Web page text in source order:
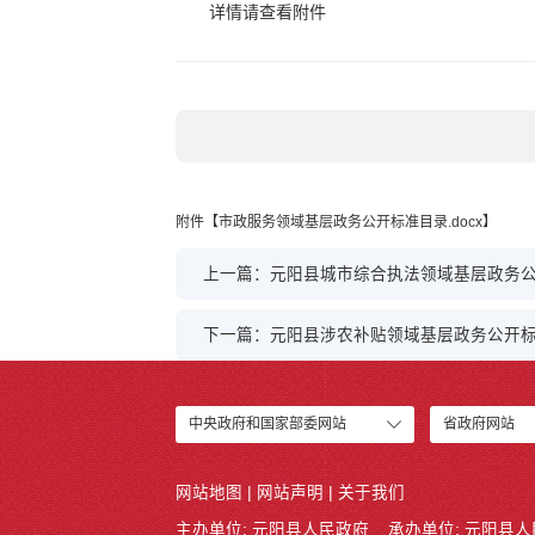
详情请查看附件
附件【市政服务领域基层政务公开标准目录.docx】
上一篇：元阳县城市综合执法领域基层政务
下一篇：元阳县涉农补贴领域基层政务公开
中央政府和国家部委网站 省政府网站
网站地图 网站声明 关于我们
主办单位: 元阳县人民政府 承办单位: 元阳县